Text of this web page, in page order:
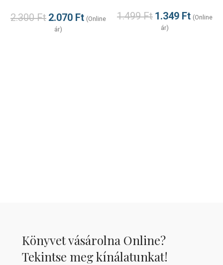
2.300Ft 2.070 Ft (Online
ár)
1.499Ft 1.349 Ft (Online
ár)
Könyvet vásárolna Online?
Tekintse meg kínálatunkat!